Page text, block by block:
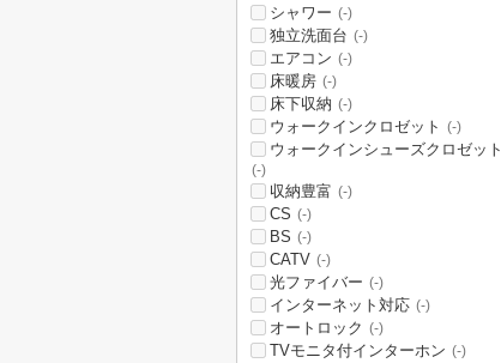
シャワー (-)
独立洗面台 (-)
エアコン (-)
床暖房 (-)
床下収納 (-)
ウォークインクロゼット (-)
ウォークインシューズクロゼット
(-)
収納豊富 (-)
CS (-)
BS (-)
CATV (-)
光ファイバー (-)
インターネット対応 (-)
オートロック (-)
TVモニタ付インターホン (-)